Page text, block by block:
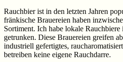
Rauchbier ist in den letzten Jahren
fränkische Brauereien haben
Sortiment. Ich habe lokale
getrunken. Diese Brauereien greifen
industriell gefertigtes,
betreiben keine eigene Rauchdarre.